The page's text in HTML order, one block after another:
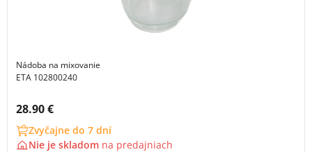
Nádoba na mixovanie
ETA 102800240
Cena s DPH:
28.90 €
Zvyčajne do 7 dní
Nie je skladom na predajniach